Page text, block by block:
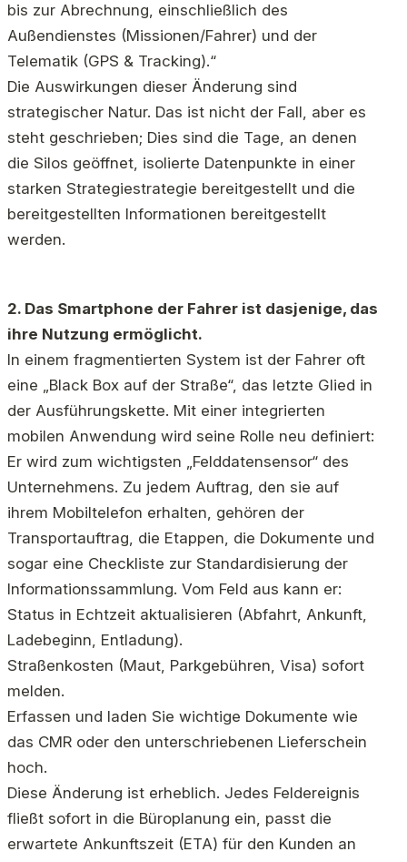
bis zur Abrechnung, einschließlich des
Außendienstes (Missionen/Fahrer) und der
Telematik (GPS & Tracking).“
Die Auswirkungen dieser Änderung sind
strategischer Natur. Das ist nicht der Fall, aber es
steht geschrieben; Dies sind die Tage, an denen
die Silos geöffnet, isolierte Datenpunkte in einer
starken Strategiestrategie bereitgestellt und die
bereitgestellten Informationen bereitgestellt
werden.
2. Das Smartphone der Fahrer ist dasjenige, das
ihre Nutzung ermöglicht.
In einem fragmentierten System ist der Fahrer oft
eine „Black Box auf der Straße“, das letzte Glied in
der Ausführungskette. Mit einer integrierten
mobilen Anwendung wird seine Rolle neu definiert:
Er wird zum wichtigsten „Felddatensensor“ des
Unternehmens. Zu jedem Auftrag, den sie auf
ihrem Mobiltelefon erhalten, gehören der
Transportauftrag, die Etappen, die Dokumente und
sogar eine Checkliste zur Standardisierung der
Informationssammlung. Vom Feld aus kann er:
Status in Echtzeit aktualisieren (Abfahrt, Ankunft,
Ladebeginn, Entladung).
Straßenkosten (Maut, Parkgebühren, Visa) sofort
melden.
Erfassen und laden Sie wichtige Dokumente wie
das CMR oder den unterschriebenen Lieferschein
hoch.
Diese Änderung ist erheblich. Jedes Feldereignis
fließt sofort in die Büroplanung ein, passt die
erwartete Ankunftszeit (ETA) für den Kunden an